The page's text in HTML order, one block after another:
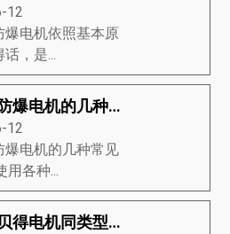
12
爆电机​依照基本原
，是...
茵梦达防爆电机的几种常见种类
12
爆电机的几种常见
用各种...
茵梦达贝得电机同类型商品的不同点